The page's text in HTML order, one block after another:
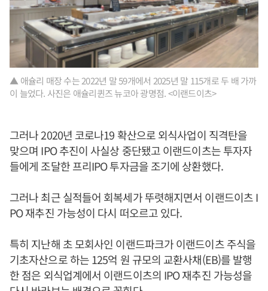
▲ 애슐리 매장 수는 2022년 말 59개에서 2025년 말 115개로 두 배 가까
이 늘었다. 사진은 애슐리퀸즈 뉴코아 광명점. <이랜드이츠>
그러나 2020년 코로나19 확산으로 외식사업이 직격탄을
맞으며 IPO 추진이 사실상 중단됐고 이랜드이츠는 투자자
들에게 조달한 프리IPO 투자금을 조기에 상환했다.
그러나 최근 실적들어 회복세가 뚜렷해지면서 이랜드이츠 I
PO 재추진 가능성이 다시 떠오르고 있다.
특히 지난해 초 모회사인 이랜드파크가 이랜드이츠 주식을
기초자산으로 하는 125억 원 규모의 교환사채(EB)를 발행
한 점은 외식업계에서 이랜드이츠의 IPO 재추진 가능성을